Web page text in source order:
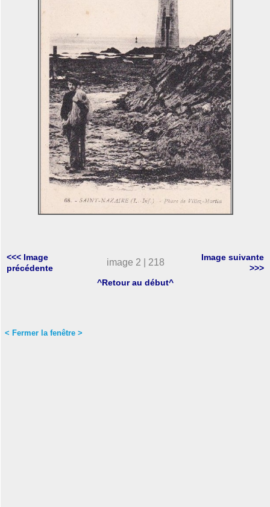
<<< Image
précédente
image 2 | 218
Image suivante
>>>
^Retour au début^
< Fermer la fenêtre >